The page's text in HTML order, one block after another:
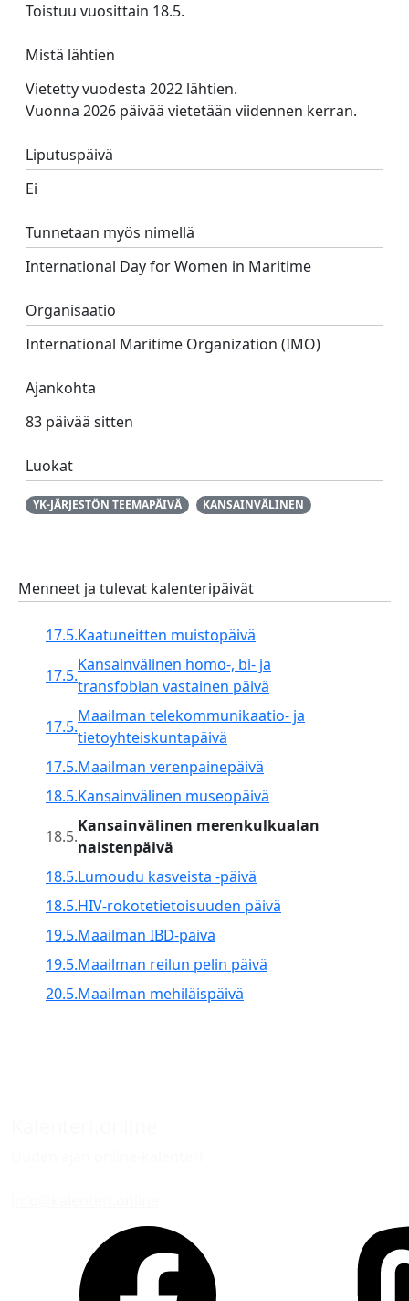
Toistuu vuosittain 18.5.
Mistä lähtien
Vietetty vuodesta 2022 lähtien.
Vuonna 2026 päivää vietetään viidennen kerran.
Liputuspäivä
Ei
Tunnetaan myös nimellä
International Day for Women in Maritime
Organisaatio
International Maritime Organization (IMO)
Ajankohta
83 päivää sitten
Luokat
YK-JÄRJESTÖN TEEMAPÄIVÄ KANSAINVÄLINEN
Menneet ja tulevat kalenteripäivät
17.5.Kaatuneitten muistopäivä
17.5.
Kansainvälinen homo-, bi- ja
transfobian vastainen päivä
17.5.
Maailman telekommunikaatio- ja
tietoyhteiskuntapäivä
17.5.Maailman verenpainepäivä
18.5.Kansainvälinen museopäivä
18.5.
Kansainvälinen merenkulkualan
naistenpäivä
18.5.Lumoudu kasveista -päivä
18.5.HIV-rokotetietoisuuden päivä
19.5.Maailman IBD-päivä
19.5.Maailman reilun pelin päivä
20.5.Maailman mehiläispäivä